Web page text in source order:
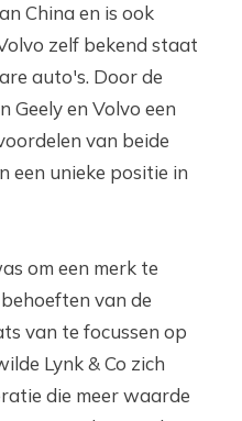
China en is ook
zelf bekend staat
auto's. Door de
Geely en Volvo een
van beide
een unieke positie in
om een merk te
van de
van te focussen op
Lynk & Co zich
die meer waarde